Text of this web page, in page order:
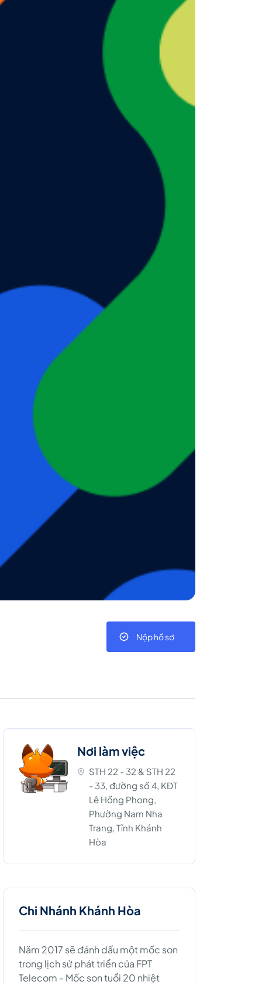
Nộp hồ sơ
Nơi làm việc
STH 22 - 32 & STH 22
- 33, đường số 4, KĐT
Lê Hồng Phong,
Phường Nam Nha
Trang, Tỉnh Khánh
Hòa
Chi Nhánh Khánh Hòa
Năm 2017 sẽ đánh dấu một mốc son
trong lịch sử phát triển của FPT
Telecom - Mốc son tuổi 20 nhiệt